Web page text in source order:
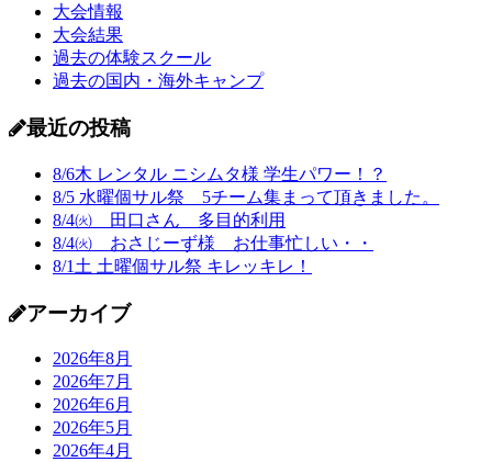
大会情報
大会結果
過去の体験スクール
過去の国内・海外キャンプ
最近の投稿
8/6木 レンタル ニシムタ様 学生パワー！？
8/5 水曜個サル祭 5チーム集まって頂きました。
8/4㈫ 田口さん 多目的利用
8/4㈫ おさじーず様 お仕事忙しい・・
8/1土 土曜個サル祭 キレッキレ！
アーカイブ
2026年8月
2026年7月
2026年6月
2026年5月
2026年4月